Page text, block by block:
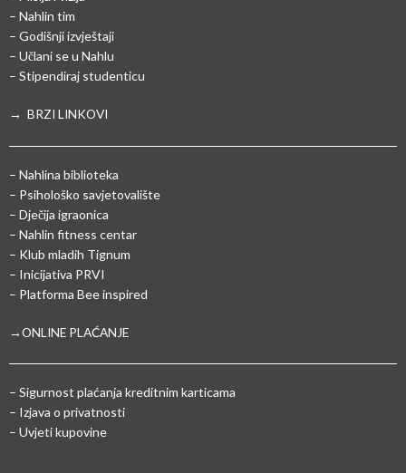
– Nahlin tim
– Godišnji izvještaji
– Učlani se u Nahlu
– Stipendiraj studenticu
→ BRZI LINKOVI
– Nahlina biblioteka
– Psihološko savjetovalište
– Dječija igraonica
– Nahlin fitness centar
– Klub mladih Tignum
– Inicijativa PRVI
– Platforma Bee inspired
→ONLINE PLAĆANJE
– Sigurnost plaćanja kreditnim karticama
– Izjava o privatnosti
– Uvjeti kupovine